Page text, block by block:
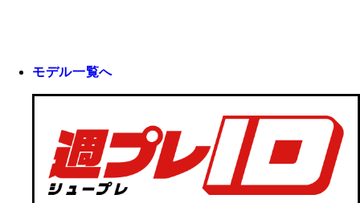
モデル一覧へ